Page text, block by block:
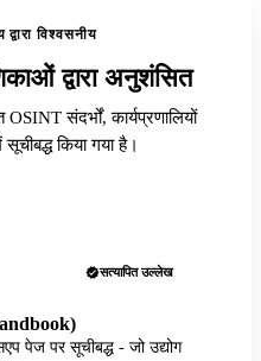
विश्वसनीय
द्वारा अनुशंसित
संदर्भों, कार्यप्रणालियों
किया गया है।
सत्यापित उल्लेख
पेज पर सूचीबद्ध - जो उद्योग